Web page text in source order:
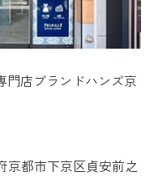
門店ブランドハンズ京
京都市下京区貞安前之